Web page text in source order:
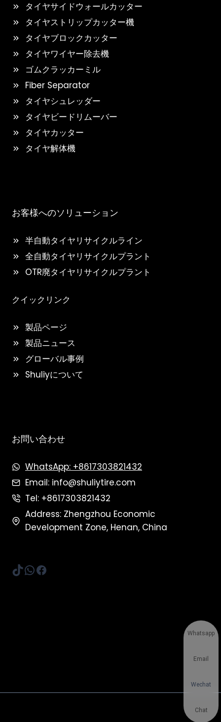
タイヤサイドウォールカッター
タイヤストリップカッター機
タイヤブロックカッター
タイヤワイヤー除去機
ゴムクラッカーミル
Fiber Separator
タイヤシュレッダー
タイヤビードリムーバー
タイヤカッター
タイヤ解体機
お客様へのソリューション
半自動タイヤリサイクルライン
全自動タイヤリサイクルプラント
OTR廃タイヤリサイクルプラント
クイックリンク
製品ページ
製品ニュース
グローバル事例
Shuliyについて
お問い合わせ
WhatsApp: +8617303821432
Email: info@shuliytire.com
Tel: +8617303821432
Address: Zhengzhou Economic
Development Zone, Henan, China
TikTok
WhatsApp
Facebook
Whatsapp
Email
Wechat
Chat